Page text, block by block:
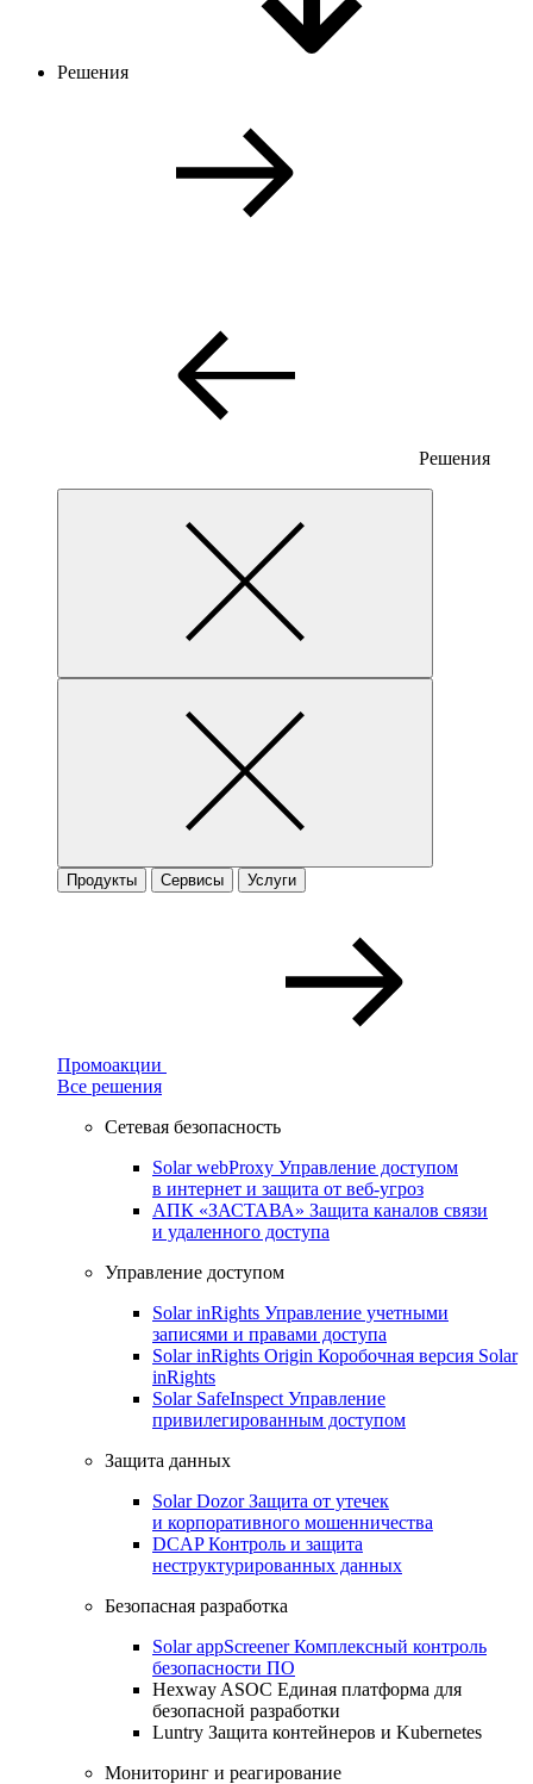
Решения
Решения
Продукты Сервисы Услуги
Промоакции
Все решения
Сетевая безопасность
Solar webProxy Управление доступом
в интернет и защита от веб-угроз
АПК «ЗАСТАВА» Защита каналов связи
и удаленного доступа
Управление доступом
Solar inRights Управление учетными
записями и правами доступа
Solar inRights Origin Коробочная версия Solar
inRights
Solar SafeInspect Управление
привилегированным доступом
Защита данных
Solar DozorЗащита от утечек
и корпоративного мошенничества
DCAPКонтроль и защита
неструктурированных данных
Безопасная разработка
Solar appScreenerКомплексный контроль
безопасности ПО
Hexway ASOC Единая платформа для
безопасной разработки
Luntry Защита контейнеров и Kubernetes
Мониторинг и реагирование